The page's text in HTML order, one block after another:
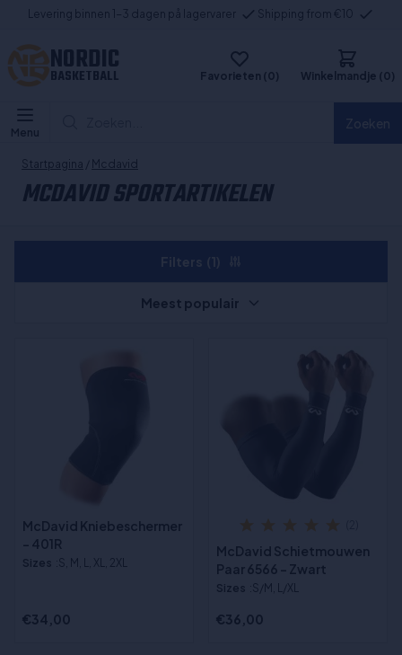
Levering binnen 1-3 dagen på lagervarer Shipping from €10
NORDIC
BASKETBALL Favorieten (0) Winkelmandje (0)
Menu
Startpagina / Mcdavid
MCDAVID SPORTARTIKELEN
McDavid Kniebeschermer
- 401R
Sizes :S, M, L, XL, 2XL
€34,00
McDavid Schietmouwen
Paar 6566 - Zwart
Sizes :S/M, L/XL
€36,00
Meest populair